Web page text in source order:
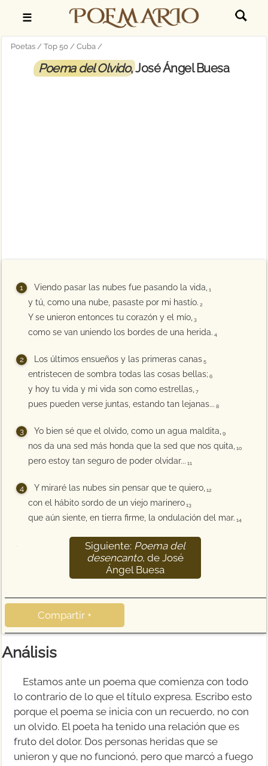
☰
Poetas Top 50 Cuba
Poema del Olvido, José Ángel Buesa
Viendo pasar las nubes fue pasando la vida, 1
y tú, como una nube, pasaste por mi hastío. 2
Y se unieron entonces tu corazón y el mío, 3
como se van uniendo los bordes de una herida. 4
Los últimos ensueños y las primeras canas 5
entristecen de sombra todas las cosas bellas; 6
y hoy tu vida y mi vida son como estrellas, 7
pues pueden verse juntas, estando tan lejanas... 8
Yo bien sé que el olvido, como un agua maldita, 9
nos da una sed más honda que la sed que nos quita, 10
pero estoy tan seguro de poder olvidar... 11
Y miraré las nubes sin pensar que te quiero, 12
con el hábito sordo de un viejo marinero 13
que aún siente, en tierra firme, la ondulación del mar. 14
Siguiente: Poema del
desencanto, de José
Ángel Buesa
Compartir +
Análisis
Estamos ante un poema que comienza con todo
lo contrario de lo que el título expresa. Escribo esto
porque el poema se inicia con un recuerdo, no con
un olvido. El poeta ha tenido una relación que es
fruto del dolor. Dos personas heridas que se
unieron y que no funcionó, pero que marcó a fuego